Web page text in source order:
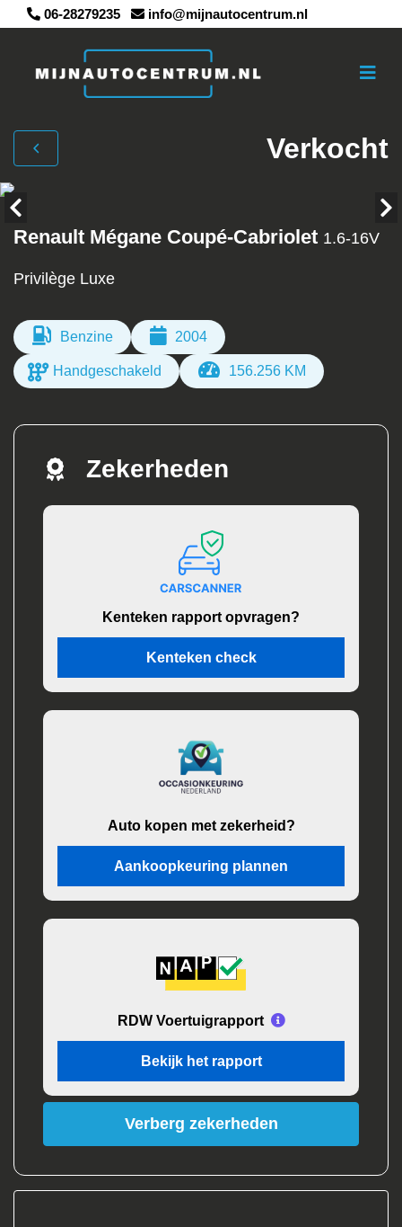
06-28279235 info@mijnautocentrum.nl
Verkocht
Renault Mégane Coupé-Cabriolet 1.6-16V
Privilège Luxe
Benzine 2004
Handgeschakeld 156.256 KM
Zekerheden
Kenteken rapport opvragen?
Kenteken check
Auto kopen met zekerheid?
Aankoopkeuring plannen
RDW Voertuigrapport
Bekijk het rapport
Verberg zekerheden